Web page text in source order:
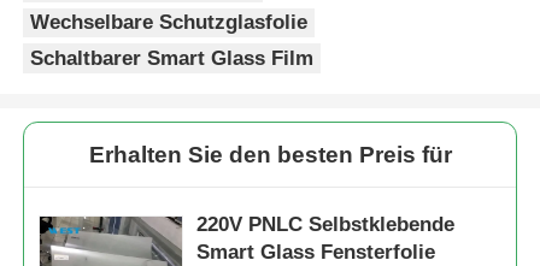
Wechselbare Schutzglasfolie
Schaltbarer Smart Glass Film
Erhalten Sie den besten Preis für
220V PNLC Selbstklebende
Smart Glass Fensterfolie